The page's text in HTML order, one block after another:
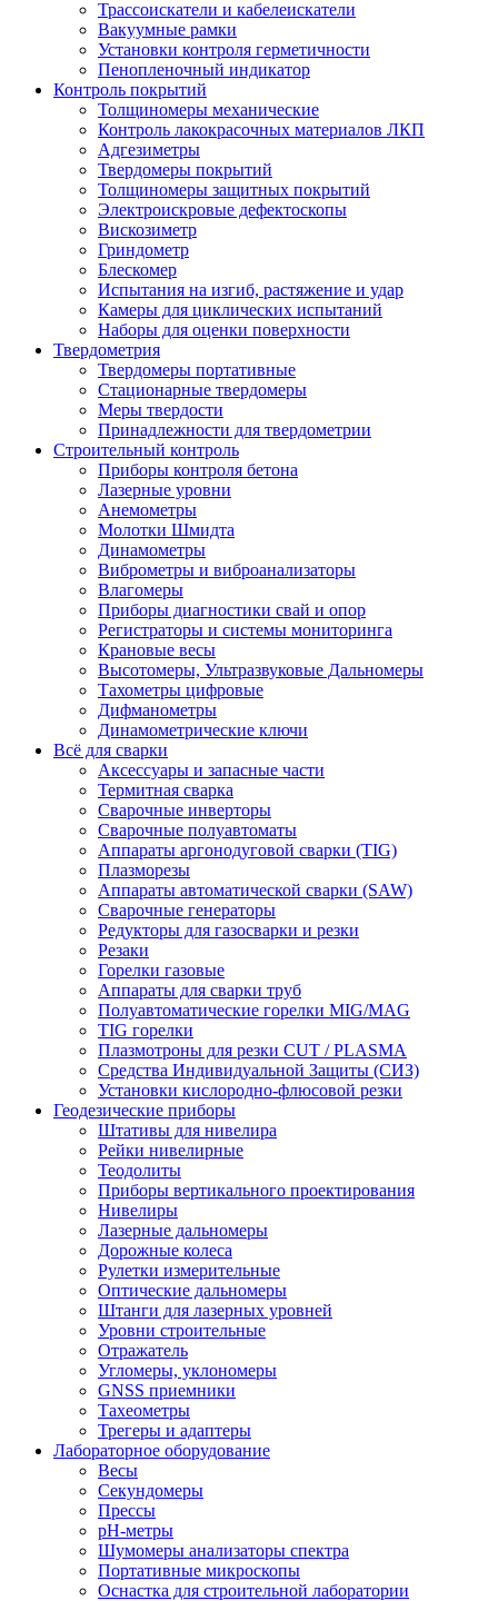
Трассоискатели и кабелеискатели
Вакуумные рамки
Установки контроля герметичности
Пенопленочный индикатор
Контроль покрытий
Толщиномеры механические
Контроль лакокрасочных материалов ЛКП
Адгезиметры
Твердомеры покрытий
Толщиномеры защитных покрытий
Электроискровые дефектоскопы
Вискозиметр
Гриндометр
Блескомер
Испытания на изгиб, растяжение и удар
Камеры для циклических испытаний
Наборы для оценки поверхности
Твердометрия
Твердомеры портативные
Стационарные твердомеры
Меры твердости
Принадлежности для твердометрии
Строительный контроль
Приборы контроля бетона
Лазерные уровни
Анемометры
Молотки Шмидта
Динамометры
Виброметры и виброанализаторы
Влагомеры
Приборы диагностики свай и опор
Регистраторы и системы мониторинга
Крановые весы
Высотомеры, Ультразвуковые Дальномеры
Тахометры цифровые
Дифманометры
Динамометрические ключи
Всё для сварки
Аксессуары и запасные части
Термитная сварка
Сварочные инверторы
Сварочные полуавтоматы
Аппараты аргонодуговой сварки (TIG)
Плазморезы
Аппараты автоматической сварки (SAW)
Сварочные генераторы
Редукторы для газосварки и резки
Резаки
Горелки газовые
Аппараты для сварки труб
Полуавтоматические горелки MIG/MAG
TIG горелки
Плазмотроны для резки CUT / PLASMA
Средства Индивидуальной Защиты (СИЗ)
Установки кислородно-флюсовой резки
Геодезические приборы
Штативы для нивелира
Рейки нивелирные
Теодолиты
Приборы вертикального проектирования
Нивелиры
Лазерные дальномеры
Дорожные колеса
Рулетки измерительные
Оптические дальномеры
Штанги для лазерных уровней
Уровни строительные
Отражатель
Угломеры, уклономеры
GNSS приемники
Тахеометры
Трегеры и адаптеры
Лабораторное оборудование
Весы
Секундомеры
Прессы
pH-метры
Шумомеры анализаторы спектра
Портативные микроскопы
Оснастка для строительной лаборатории